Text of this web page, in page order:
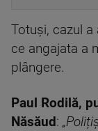
Totuși, cazul
ce angajata a
plângere.
Paul Rodilă,
Năsăud :